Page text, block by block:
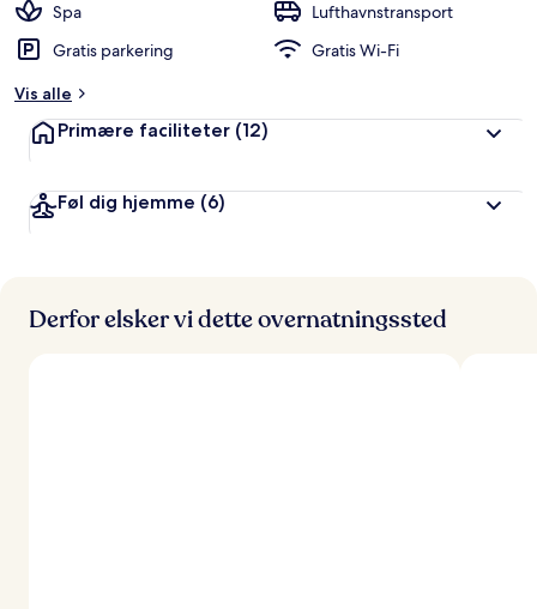
Spa
Lufthavnstransport
Gratis parkering
Gratis Wi-Fi
Vis alle
Primære faciliteter (12)
Føl dig hjemme (6)
Derfor elsker vi dette overnatningssted